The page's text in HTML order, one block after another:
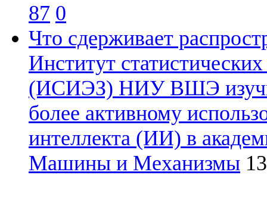
87 0
Что сдерживает
Институт
(ИСИЭЗ) НИУ ВШЭ
более активному
интеллекта (ИИ) в
Машины и Механизмы